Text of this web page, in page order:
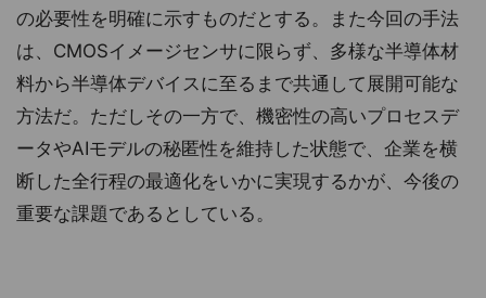
の必要性を明確に示すものだとする。また今回の手法
は、CMOSイメージセンサに限らず、多様な半導体材
料から半導体デバイスに至るまで共通して展開可能な
方法だ。ただしその一方で、機密性の高いプロセスデ
ータやAIモデルの秘匿性を維持した状態で、企業を横
断した全行程の最適化をいかに実現するかが、今後の
重要な課題であるとしている。